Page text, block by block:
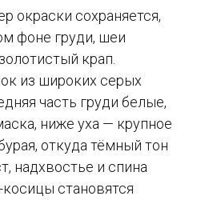
окраски сохраняется,
фоне груди, шеи
крап.
из широких серых
часть груди белые,
ниже уха — крупное
откуда тёмный тон
надхвостье и спина
становятся